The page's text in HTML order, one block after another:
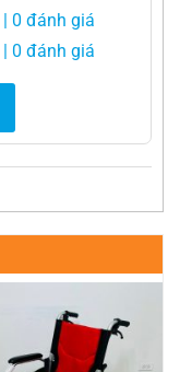
| 0 đánh giá
| 0 đánh giá